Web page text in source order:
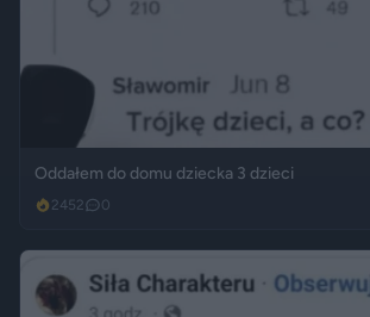
Oddałem do domu dziecka 3 dzieci
2452 0